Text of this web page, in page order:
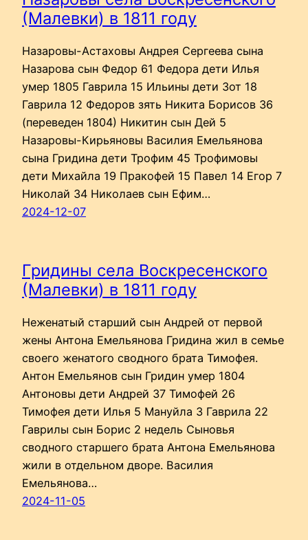
(Малевки) в 1811 году
Назаровы-Астаховы Андрея Сергеева сына
Назарова сын Федор 61 Федора дети Илья
умер 1805 Гаврила 15 Ильины дети Зот 18
Гаврила 12 Федоров зять Никита Борисов 36
(переведен 1804) Никитин сын Дей 5
Назаровы-Кирьяновы Василия Емельянова
сына Гридина дети Трофим 45 Трофимовы
дети Михайла 19 Пракофей 15 Павел 14 Егор 7
Николай 34 Николаев сын Ефим…
2024-12-07
Гридины села Воскресенского
(Малевки) в 1811 году
Неженатый старший сын Андрей от первой
жены Антона Емельянова Гридина жил в семье
своего женатого сводного брата Тимофея.
Антон Емельянов сын Гридин умер 1804
Антоновы дети Андрей 37 Тимофей 26
Тимофея дети Илья 5 Мануйла 3 Гаврила 22
Гаврилы сын Борис 2 недель Сыновья
сводного старшего брата Антона Емельянова
жили в отдельном дворе. Василия
Емельянова…
2024-11-05